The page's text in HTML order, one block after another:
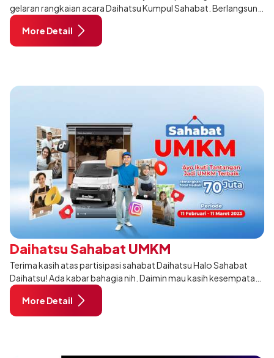
gelaran rangkaian acara Daihatsu Kumpul Sahabat. Berlangsung
pada 10 November 2024 pukul 06:30–18:00 WIB, di Lapangan
Benteng Medan.
More Detail
Daihatsu Sahabat UMKM
Terima kasih atas partisipasi sahabat Daihatsu Halo Sahabat
Daihatsu! Ada kabar bahagia nih. Daimin mau kasih kesempatan
buat kamu yang sedang ngembangin bisnis UMKM kamu dengan
ikutan "Daihatsu Sahab
More Detail